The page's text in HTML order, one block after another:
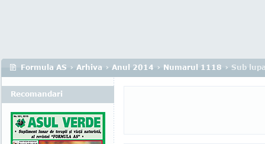
Formula AS › Arhiva › Anul 2014 › Numarul 1118 › Sub
Recomandari